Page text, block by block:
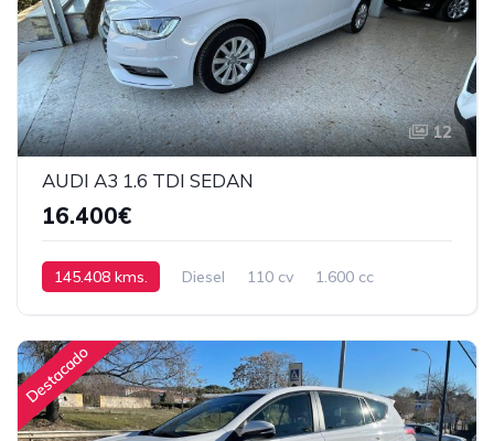
12
AUDI A3 1.6 TDI SEDAN
16.400€
145.408 kms. Diesel 110 cv
1.600 cc
Destacado